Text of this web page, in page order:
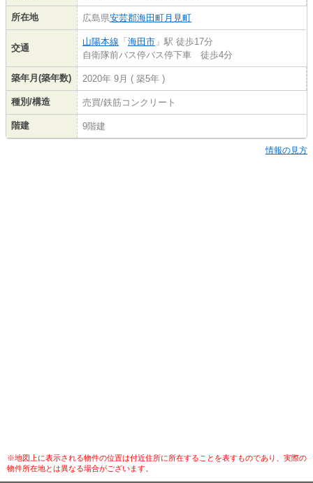
所在地 広島県安芸郡海田町 月見町
交通
山陽本線 「海田市 」駅 徒歩17分
自衛隊前バス停バス停下車 徒歩4分
築年月(築年数) 2020年 9月 ( 築5年 )
種別/構造 売買/鉄筋コンクリート
階建 9階建
情報の見方
※地図上に表示される物件の位置は付近住所に所在することを表すものであり、実際の
物件所在地とは異なる場合がございます。